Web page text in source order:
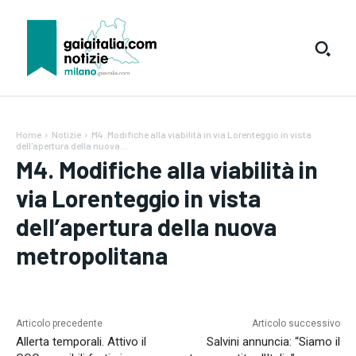
Home Notizie
M4. Modifiche alla viabilità in via Lorenteggio in vista
dell'apertura della nuova...
M4. Modifiche alla viabilità in
via Lorenteggio in vista
dell’apertura della nuova
metropolitana
Articolo precedente
Allerta temporali. Attivo il
Articolo successivo
Salvini annuncia: “Siamo il